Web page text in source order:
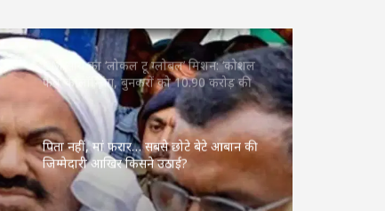
CM साय का ‘लोकल टू ग्लोबल’ मिशन: ‘कोशल
फैब’ की लॉन्चिंग, बुनकरों को 10.90 करोड़ की
मदद; आत्मसमर्पित महिलाओं ने किया रैंप वॉक
पिता नहीं, मां फरार… सबसे छोटे बेटे आबान की
जिम्मेदारी आखिर किसने उठाई?